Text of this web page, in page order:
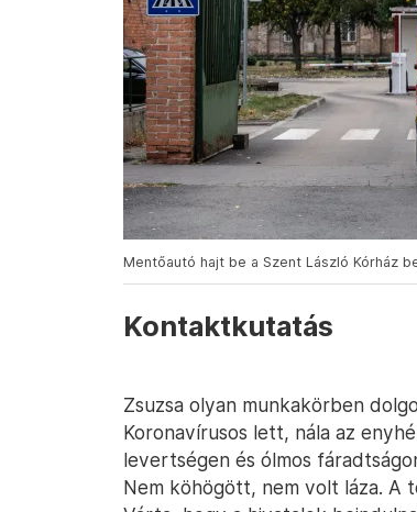
Mentőautó hajt be a Szent László Kórház
Kontaktkutatás
Zsuzsa olyan munkakörben
Koronavírusos lett, nála az
levertségen és ólmos
Nem köhögött, nem volt láza. A